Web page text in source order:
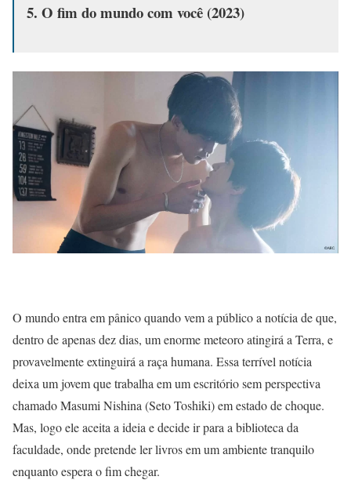
5. O fim do mundo com você (2023)
O mundo entra em pânico quando vem a público a notícia de que,
dentro de apenas dez dias, um enorme meteoro atingirá a Terra, e
provavelmente extinguirá a raça humana. Essa terrível notícia
deixa um jovem que trabalha em um escritório sem perspectiva
chamado Masumi Nishina (Seto Toshiki) em estado de choque.
Mas, logo ele aceita a ideia e decide ir para a biblioteca da
faculdade, onde pretende ler livros em um ambiente tranquilo
enquanto espera o fim chegar.